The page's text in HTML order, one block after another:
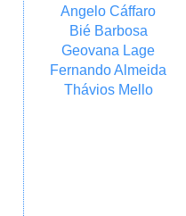
Angelo Cáffaro
Bié Barbosa
Geovana Lage
Fernando Almeida
Thávios Mello